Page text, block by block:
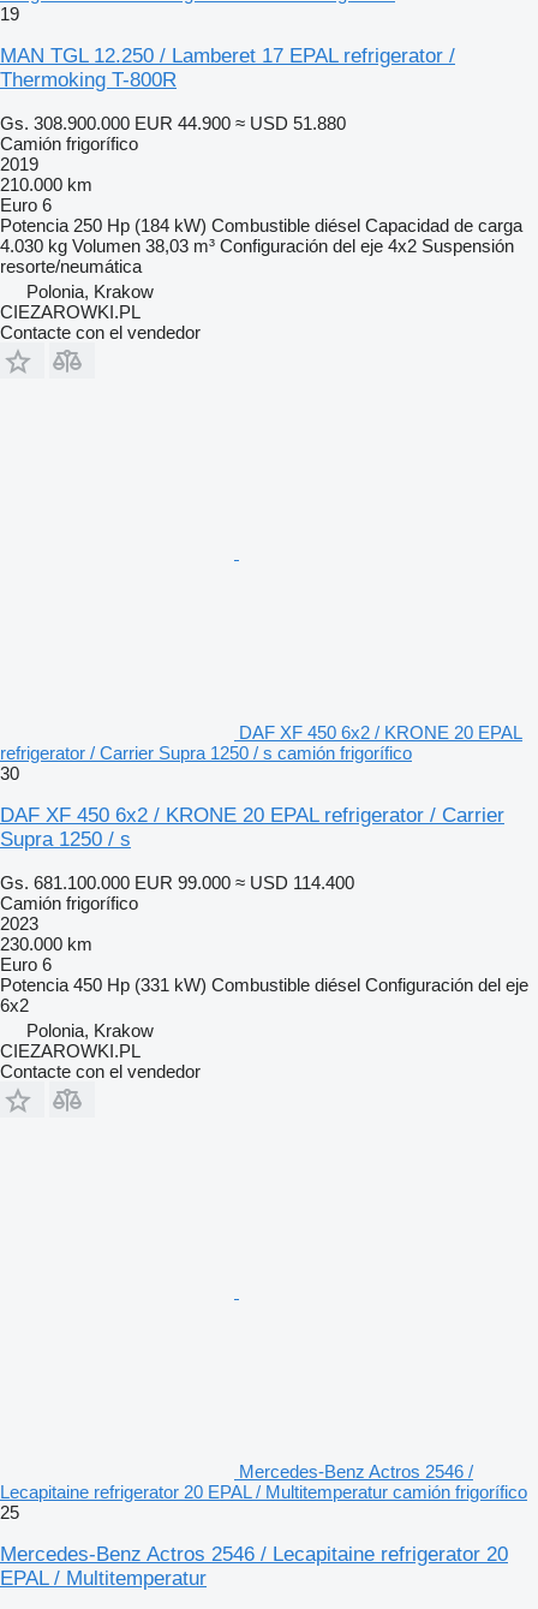
19
MAN TGL 12.250 / Lamberet 17 EPAL refrigerator /
Thermoking T-800R
Gs. 308.900.000 EUR 44.900 ≈ USD 51.880
Camión frigorífico
2019
210.000 km
Euro 6
Potencia 250 Hp (184 kW) Combustible diésel Capacidad de carga
4.030 kg Volumen 38,03 m³ Configuración del eje 4x2 Suspensión
resorte/neumática
Polonia, Krakow
CIEZAROWKI.PL
Contacte con el vendedor
DAF XF 450 6x2 / KRONE 20 EPAL
refrigerator / Carrier Supra 1250 / s camión frigorífico
30
DAF XF 450 6x2 / KRONE 20 EPAL refrigerator / Carrier
Supra 1250 / s
Gs. 681.100.000 EUR 99.000 ≈ USD 114.400
Camión frigorífico
2023
230.000 km
Euro 6
Potencia 450 Hp (331 kW) Combustible diésel Configuración del eje
6x2
Polonia, Krakow
CIEZAROWKI.PL
Contacte con el vendedor
Mercedes-Benz Actros 2546 /
Lecapitaine refrigerator 20 EPAL / Multitemperatur camión frigorífico
25
Mercedes-Benz Actros 2546 / Lecapitaine refrigerator 20
EPAL / Multitemperatur